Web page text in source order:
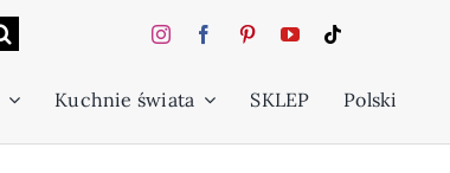
Kuchnie świata SKLEP Polski